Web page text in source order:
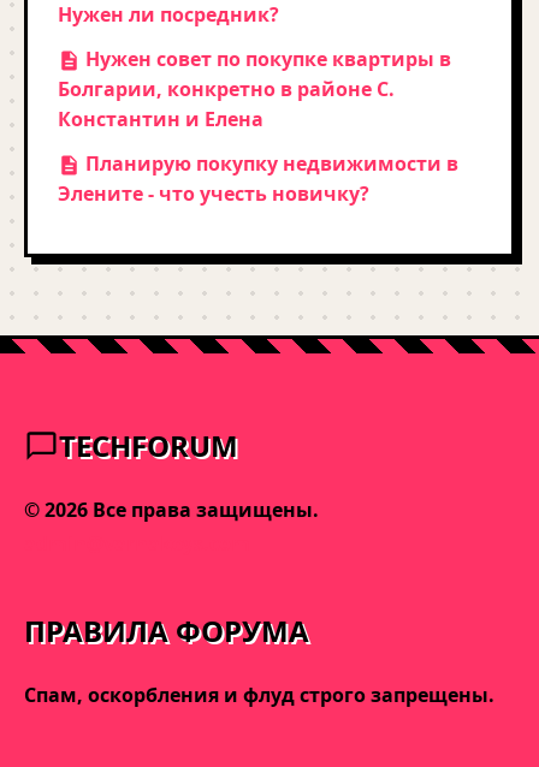
Нужен ли посредник?
Нужен совет по покупке квартиры в
Болгарии, конкретно в районе С.
Константин и Елена
Планирую покупку недвижимости в
Элените - что учесть новичку?
TECHFORUM
© 2026 Все права защищены.
ПРАВИЛА ФОРУМА
Спам, оскорбления и флуд строго запрещены.